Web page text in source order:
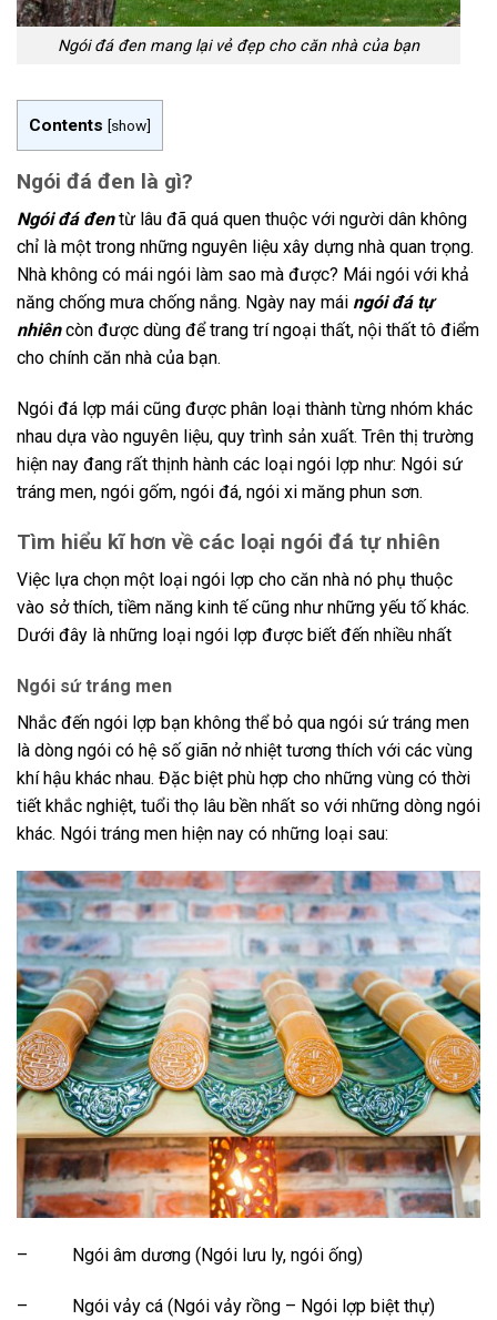
Ngói đá đen mang lại vẻ đẹp cho căn nhà của bạn
Contents [show]
Ngói đá đen là gì?
Ngói đá đentừ lâu đã quá quen thuộc với người dân không
chỉ là một trong những nguyên liệu xây dựng nhà quan trọng.
Nhà không có mái ngói làm sao mà được? Mái ngói với khả
năng chống mưa chống nắng. Ngày nay mái ngói đá tự
nhiêncòn được dùng để trang trí ngoại thất, nội thất tô điểm
cho chính căn nhà của bạn.
Ngói đá lợp mái cũng được phân loại thành từng nhóm khác
nhau dựa vào nguyên liệu, quy trình sản xuất. Trên thị trường
hiện nay đang rất thịnh hành các loại ngói lợp như: Ngói sứ
tráng men, ngói gốm, ngói đá, ngói xi măng phun sơn.
Tìm hiểu kĩ hơn về các loại ngói đá tự nhiên
Việc lựa chọn một loại ngói lợp cho căn nhà nó phụ thuộc
vào sở thích, tiềm năng kinh tế cũng như những yếu tố khác.
Dưới đây là những loại ngói lợp được biết đến nhiều nhất
Ngói sứ tráng men
Nhắc đến ngói lợp bạn không thể bỏ qua ngói sứ tráng men
là dòng ngói có hệ số giãn nở nhiệt tương thích với các vùng
khí hậu khác nhau. Đặc biệt phù hợp cho những vùng có thời
tiết khắc nghiệt, tuổi thọ lâu bền nhất so với những dòng ngói
khác. Ngói tráng men hiện nay có những loại sau:
– Ngói âm dương (Ngói lưu ly, ngói ống)
– Ngói vảy cá (Ngói vảy rồng – Ngói lợp biệt thự)